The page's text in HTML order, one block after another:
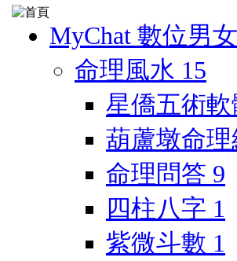
MyChat 數位男女
命理風水 15
星僑五術軟
葫蘆墩命理
命理問答 9
四柱八字 1
紫微斗數 1